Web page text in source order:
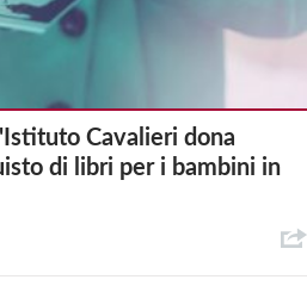
Cavalieri dona
di libri per i bambini in